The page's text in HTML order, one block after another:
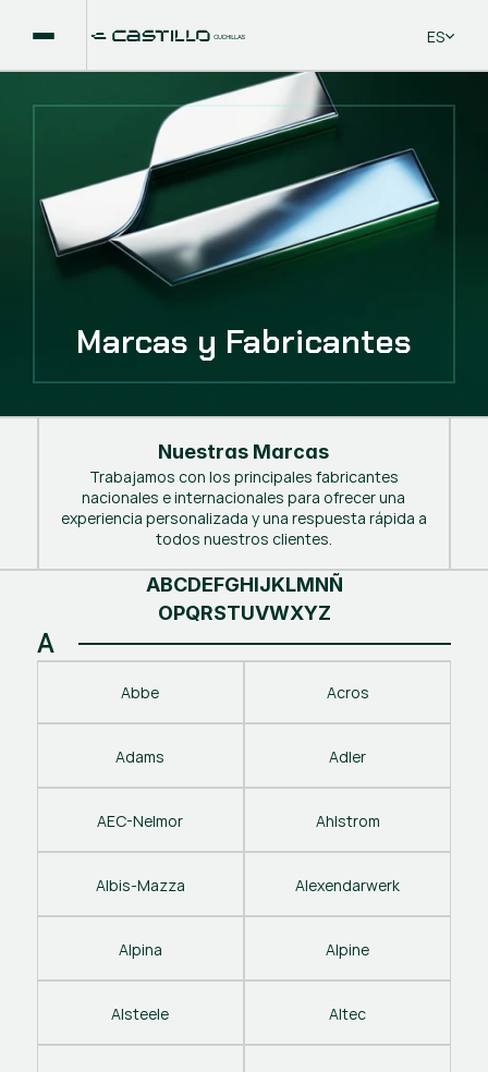
Select
ES
Nuestras Marcas
Trabajamos con los principales fabricantes
nacionales e internacionales para ofrecer una
experiencia personalizada y una respuesta rápida a
todos nuestros clientes.
A
Abbe Acros
Adams Adler
AEC-Nelmor Ahlstrom
Albis-Mazza Alexendarwerk
Alpina Alpine
Alsteele Altec
ABCDEFGHIJKLMNÑ
OPQRSTUVWXYZ
Marcas y Fabricantes